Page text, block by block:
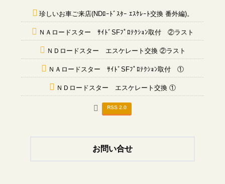
珍しいお車ご来店(NDﾛｰﾄﾞｽﾀｰ ｴｽｹﾚｰﾄ交換 番外編)。
ＮＡロードスター ｻｲﾄﾞSFﾌﾟﾛﾃｸｼｮﾝ取付 ②ラスト
ＮＤロードスター エスケレート交換 ②ラスト
ＮＡロードスター ｻｲﾄﾞSFﾌﾟﾛﾃｸｼｮﾝ取付 ①
ＮＤロードスター エスケレート交換 ①
RSS 2.0
お問い合せ